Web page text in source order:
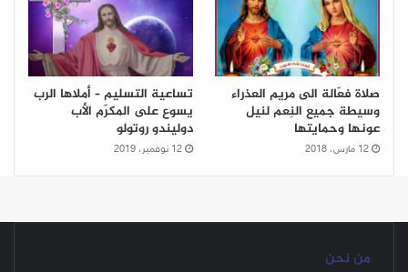
صلاة فعّالة الى مريم العذراء
وسيطة جميع النِعم لنيل
عونها وحمايتها
12 مارس، 2018
تساعية التسليم – أملاها الرب
يسوع على المكرّم الأب
دوليندو روتولو
12 نوفمبر، 2019
من نحن